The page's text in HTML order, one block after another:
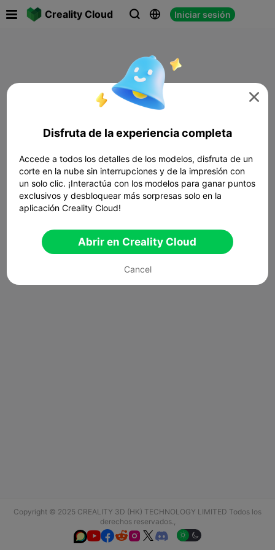
Creality Cloud   Iniciar sesión
Copyright © 2025 CREALITY 3D (HK) TECHNOLOGY LIMITED Todos los
derechos reservados.,
  

Disfruta de la experiencia completa
Accede a todos los detalles de los modelos, disfruta de un
corte en la nube sin interrupciones y de la impresión con
un solo clic. ¡Interactúa con los modelos para ganar puntos
exclusivos y desbloquear más sorpresas solo en la
aplicación Creality Cloud!
Abrir en Creality Cloud
Cancel